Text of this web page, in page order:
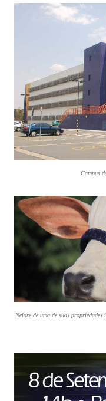
Campus
Nelore de uma de suas